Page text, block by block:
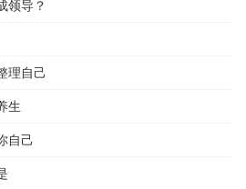
领导？
理自己
生
自己